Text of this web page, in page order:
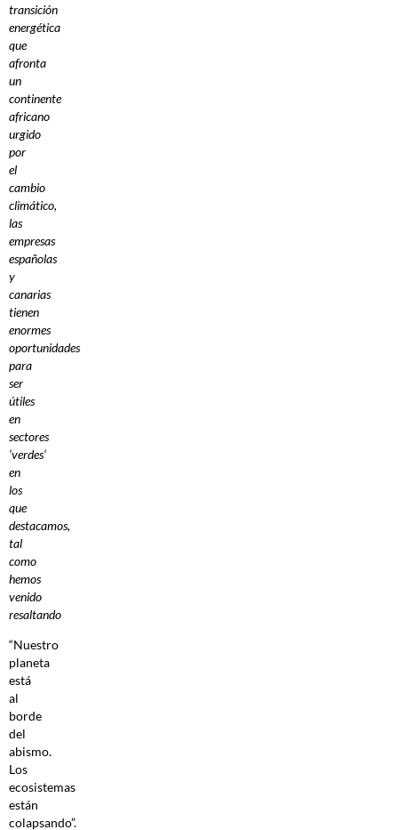
transición
energética
que
afronta
un
continente
africano
urgido
por
el
cambio
climático,
las
empresas
españolas
y
canarias
tienen
enormes
oportunidades
para
ser
útiles
en
sectores
‘verdes’
en
los
que
destacamos,
tal
como
hemos
venido
resaltando
“Nuestro
planeta
está
al
borde
del
abismo.
Los
ecosistemas
están
colapsando”.